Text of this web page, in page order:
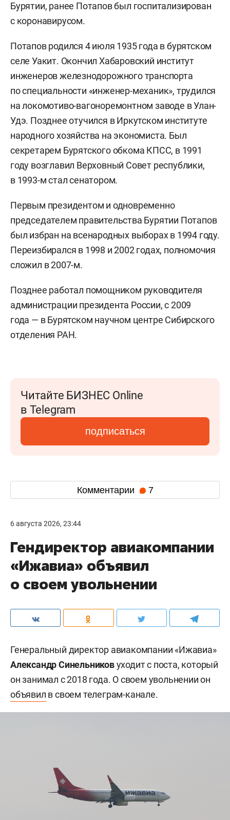
Бурятии, ранее Потапов был госпитализирован
с коронавирусом.
Потапов родился 4 июля 1935 года в бурятском
селе Уакит. Окончил Хабаровский институт
инженеров железнодорожного транспорта
по специальности «инженер-механик», трудился
на локомотиво-вагоноремонтном заводе в Улан-
Удэ. Позднее отучился в Иркутском институте
народного хозяйства на экономиста. Был
секретарем Бурятского обкома КПСС, в 1991
году возглавил Верховный Совет республики,
в 1993-м стал сенатором.
Первым президентом и одновременно
председателем правительства Бурятии Потапов
был избран на всенародных выборах в 1994 году.
Переизбирался в 1998 и 2002 годах, полномочия
сложил в 2007-м.
Позднее работал помощником руководителя
администрации президента России, с 2009
года — в Бурятском научном центре Сибирского
отделения РАН.
Читайте БИЗНЕС Online
в Telegram
подписаться
Комментарии 7
6 августа 2026, 23:44
Гендиректор авиакомпании
«Ижавиа» объявил
о своем увольнении
Генеральный директор авиакомпании «Ижавиа»
Александр Синельниковуходит с поста, который
он занимал с 2018 года. О своем увольнении он
объявил в своем телеграм-канале.